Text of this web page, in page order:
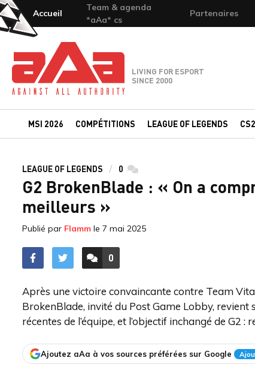
Accueil
Team & agenda
*aAa* cs
Partenaires
Team-aAa - against All authority
LIVING FOR ESPORT
SINCE 2000
MSI 2026 COMPÉTITIONS LEAGUE OF LEGENDS CS2
LEAGUE OF LEGENDS 0 commentaires
G2 BrokenBlade : « On a
meilleurs »
Publié par Flamm le 7 mai 2025
ACCÉDER AUX
0
COMMENTAIRES
Après une victoire convaincante contre Team
BrokenBlade, invité du Post Game Lobby,
récentes de l’équipe, et l’objectif inchangé de G2
Ajoutez aAa à vos sources préférées sur Google